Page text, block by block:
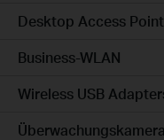
Desktop Access Point
Business-WLAN
Wireless USB
Überwachungskamera